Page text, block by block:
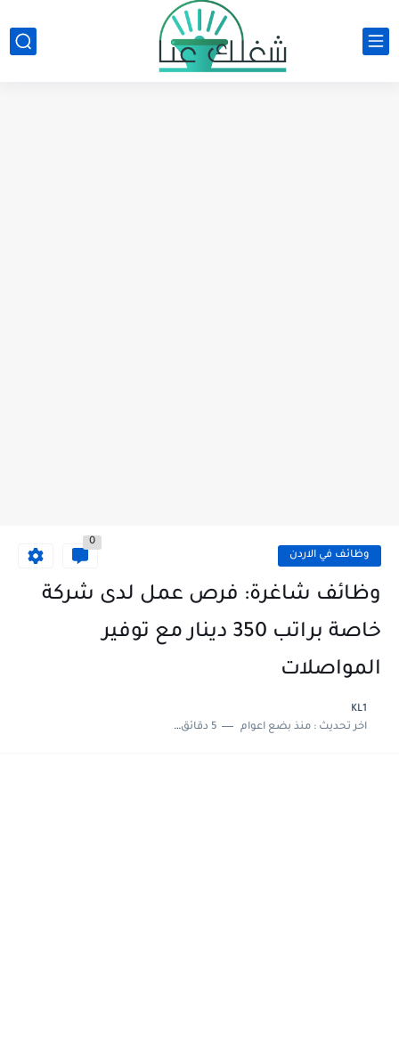
وظائف في الاردن
0
وظائف شاغرة: فرص عمل لدى شركة
خاصة براتب 350 دينار مع توفير
المواصلات
KL1
اخر تحديث :منذ بضع اعوام 5 دقائق للقراءة